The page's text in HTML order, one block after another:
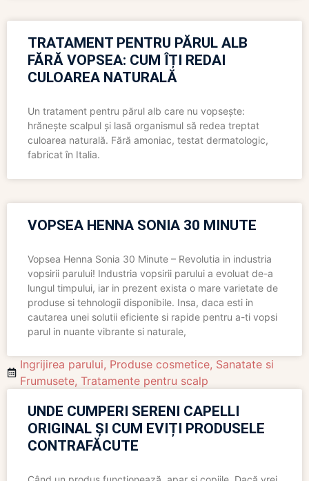
TRATAMENT PENTRU PĂRUL ALB
FĂRĂ VOPSEA: CUM ÎȚI REDAI
CULOAREA NATURALĂ
Un tratament pentru părul alb care nu vopsește:
hrănește scalpul și lasă organismul să redea treptat
culoarea naturală. Fără amoniac, testat dermatologic,
fabricat în Italia.
VOPSEA HENNA SONIA 30 MINUTE
Vopsea Henna Sonia 30 Minute – Revolutia in industria
vopsirii parului! Industria vopsirii parului a evoluat de-a
lungul timpului, iar in prezent exista o mare varietate de
produse si tehnologii disponibile. Insa, daca esti in
cautarea unei solutii eficiente si rapide pentru a-ti vopsi
parul in nuante vibrante si naturale,
Ingrijirea parului, Produse cosmetice, Sanatate si
Frumusete, Tratamente pentru scalp
UNDE CUMPERI SERENI CAPELLI
ORIGINAL ȘI CUM EVIȚI PRODUSELE
CONTRAFĂCUTE